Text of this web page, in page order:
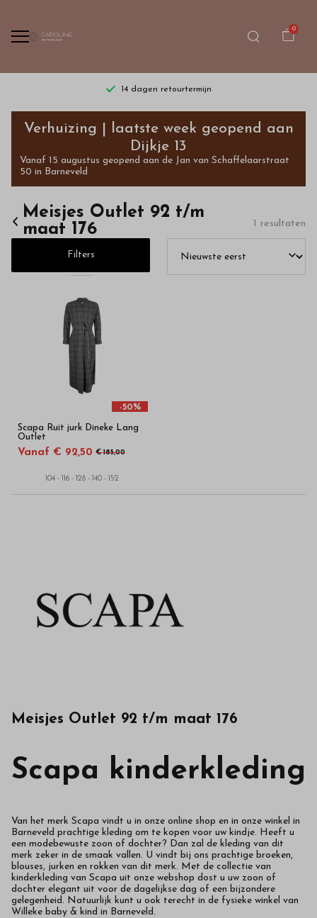
0
14 dagen retourtermijn
Meisjes
Outlet
92
t/m
maat
176
Bestel
kinderkleding
hoge
kwaliteit
Verhuizing | laatste week geopend aan
Dijkje 13
Vanaf 15 augustus geopend aan de Jan van Schaffelaarstraat
50 in Barneveld
Meisjes Outlet 92 t/m
maat 176
1 resultaten
Filters
-50%
Scapa Ruit jurk Dineke Lang
Outlet
Vanaf € 92,50 € 185,00
104 - 116 - 128 - 140 - 152
Meisjes Outlet 92 t/m maat 176
Scapa kinderkleding
Van het merk Scapa vindt u in onze online shop en in onze winkel in
Barneveld prachtige kleding om te kopen voor uw kindje. Heeft u
een modebewuste zoon of dochter? Dan zal de kleding van dit
merk zeker in de smaak vallen. U vindt bij ons prachtige broeken,
blouses, jurken en rokken van dit merk. Met de collectie van
kinderkleding van Scapa uit onze webshop dost u uw zoon of
dochter elegant uit voor de dagelijkse dag of een bijzondere
gelegenheid. Natuurlijk kunt u ook terecht in de fysieke winkel van
Willeke baby & kind in Barneveld.